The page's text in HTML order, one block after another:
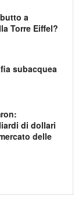
a
Torre Eiffel?
subacquea
di dollari
delle